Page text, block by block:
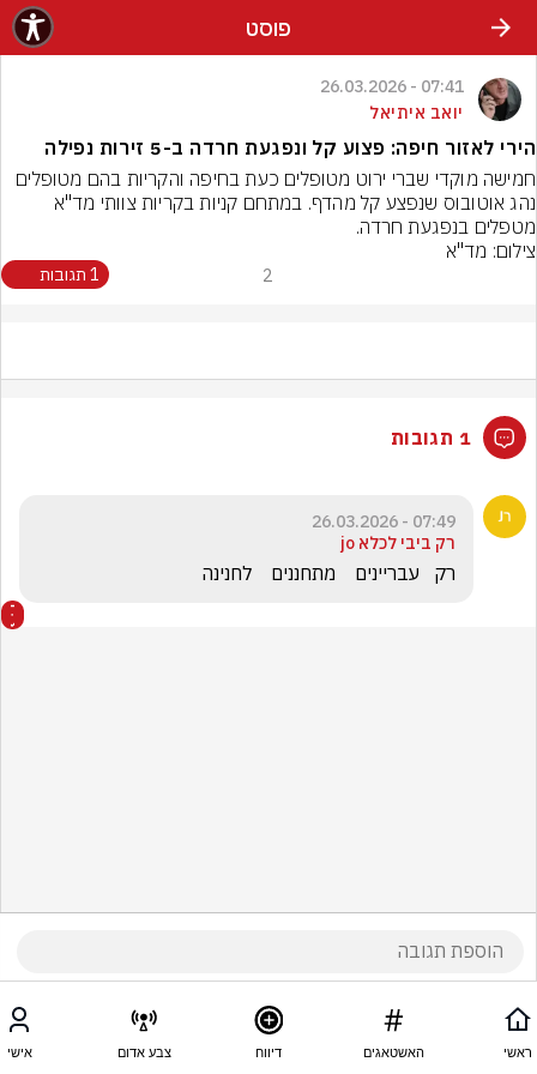
פוסט
07:41 - 26.03.2026
יואב איתיאל
הירי לאזור חיפה: פצוע קל ונפגעת חרדה ב-5 זירות נפילה
מטפלים בנפגעת חרדה.
צילום: מד"א
2 1 תגובות
1 תגובות
07:49 - 26.03.2026
רק ביבי לכלא jo
רק   עבריינים    מתחננים    לחנינה
ראשי האשטאגים דיווח צבע אדום אישי